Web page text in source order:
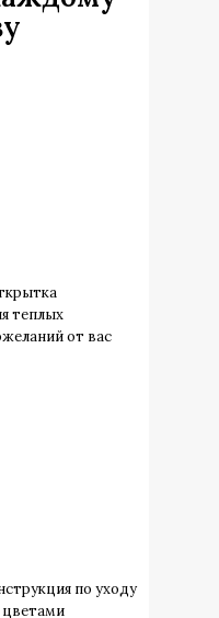
теплых
от вас
по уходу
цветами